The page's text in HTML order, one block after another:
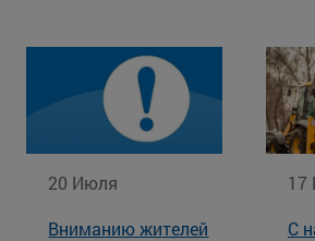
20 Июля
Вниманию жителей
17
С